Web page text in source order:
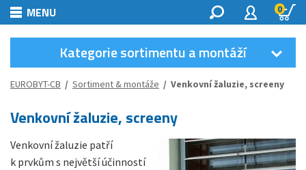
MENU 0
Kategorie sortimentu a montáží
EUROBYT-CB / Sortiment & montáže / Venkovní žaluzie, screeny
Venkovní žaluzie, screeny
Venkovní žaluzie patří
k prvkům s největší účinností